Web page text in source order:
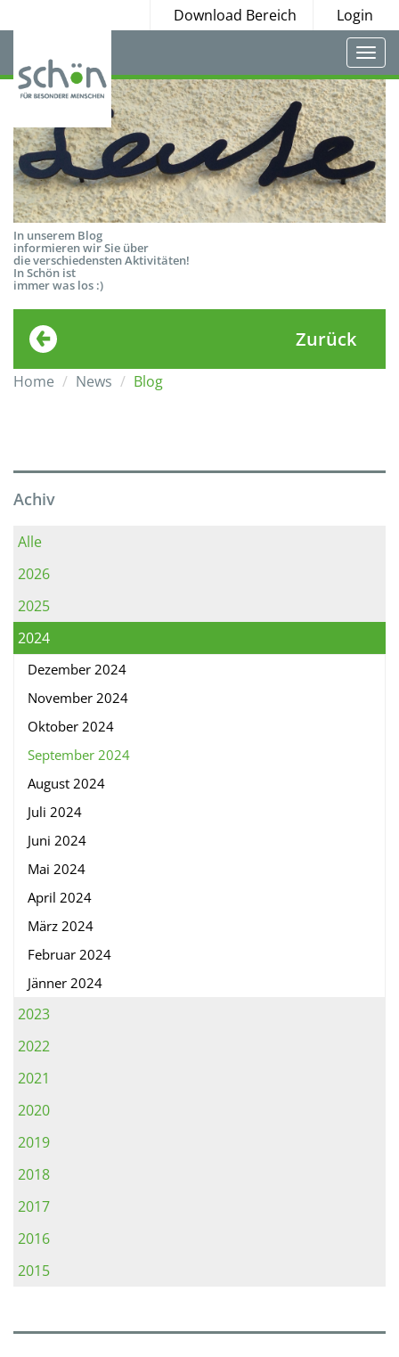
Download Bereich Login
In unserem Blog
informieren wir Sie über
die verschiedensten Aktivitäten!
In Schön ist
immer was los :)
Zurück
Home News Blog
Achiv
Alle
2026
2025
2024
Dezember 2024
November 2024
Oktober 2024
September 2024
August 2024
Juli 2024
Juni 2024
Mai 2024
April 2024
März 2024
Februar 2024
Jänner 2024
2023
2022
2021
2020
2019
2018
2017
2016
2015